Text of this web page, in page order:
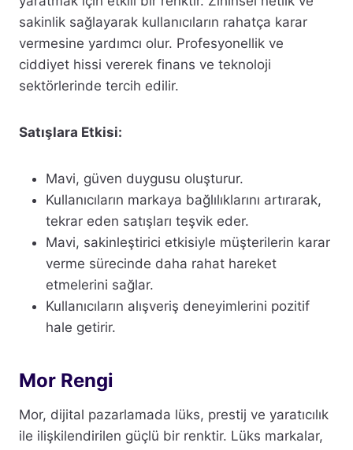
sakinlik sağlayarak kullanıcıların rahatça karar
vermesine yardımcı olur. Profesyonellik ve
ciddiyet hissi vererek finans ve teknoloji
sektörlerinde tercih edilir.
Satışlara Etkisi:
Mavi, güven duygusu oluşturur.
Kullanıcıların markaya bağlılıklarını artırarak,
tekrar eden satışları teşvik eder.
Mavi, sakinleştirici etkisiyle müşterilerin karar
verme sürecinde daha rahat hareket
etmelerini sağlar.
Kullanıcıların alışveriş deneyimlerini pozitif
hale getirir.
Mor Rengi
Mor, dijital pazarlamada lüks, prestij ve yaratıcılık
ile ilişkilendirilen güçlü bir renktir. Lüks markalar,